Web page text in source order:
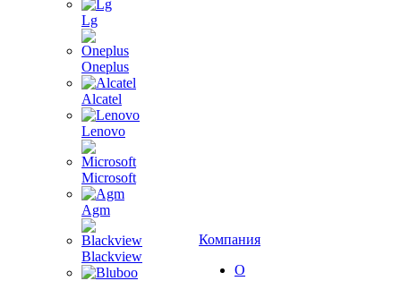
Lg
Oneplus
Alcatel
Lenovo
Microsoft
Agm
Blackview
Компания
О